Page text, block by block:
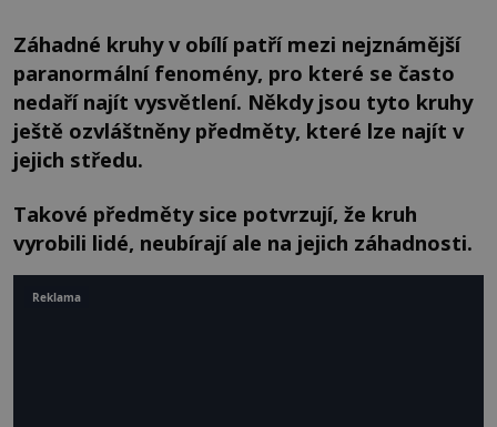
Záhadné kruhy v obílí patří mezi nejznámější
paranormální fenomény, pro které se často
nedaří najít vysvětlení. Někdy jsou tyto kruhy
ještě ozvláštněny předměty, které lze najít v
jejich středu.
Takové předměty sice potvrzují, že kruh
vyrobili lidé, neubírají ale na jejich záhadnosti.
Reklama